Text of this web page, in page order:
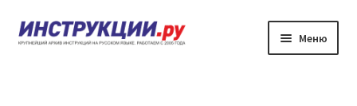
Перейти
к
Перейти
к
Меню